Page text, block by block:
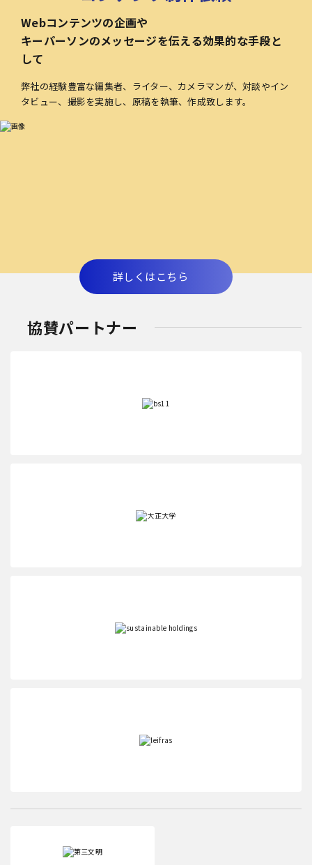
Webコンテンツの企画や
キーパーソンのメッセージを伝える効果的な手段と
して
弊社の経験豊富な編集者、ライター、カメラマンが、対談やイン
タビュー、撮影を実施し、原稿を執筆、作成致します。
詳しくはこちら
協賛パートナー